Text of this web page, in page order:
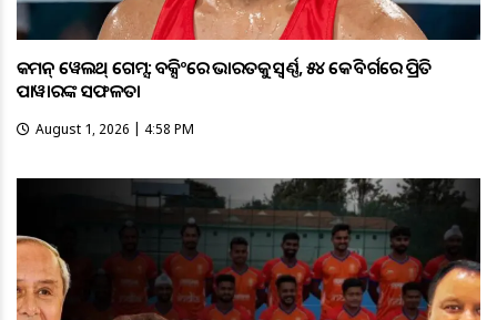
କମନ୍ ୱେଲଥ୍ ଗେମ୍ସ: ବକ୍ସିଂରେ ଭାରତକୁ ସ୍ବର୍ଣ୍ଣ, ୫୪ କେଜି ବର୍ଗରେ ପ୍ରିତି
ପାୱାରଙ୍କ ସଫଳତା
August 1, 2026 | 4:58 PM